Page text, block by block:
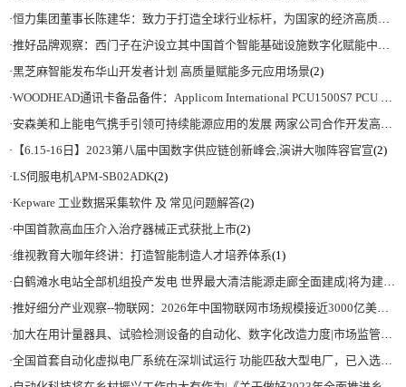
·恒力集团董事长陈建华：致力于打造全球行业标杆，为国家的经济高质量发展贡献更大力量|上海电气集团党委书记、董事长吴磊来访
·推好品牌观察：西门子在沪设立其中国首个智能基础设施数字化赋能中心
·黑芝麻智能发布华山开发者计划 高质量赋能多元应用场景(2)
·WOODHEAD通讯卡备品备件：Applicom International PCU1500S7 PCU 1500 S7 V4.5.0
·安森美和上能电气携手引领可持续能源应用的发展 两家公司合作开发高性能储能和太阳能组串式逆变器方案 以实现可持续的未来
· 【6.15-16日】2023第八届中国数字供应链创新峰会,演讲大咖阵容官宣(2)
·LS伺服电机APM-SB02ADK(2)
·Kepware 工业数据采集软件 及 常见问题解答(2)
·中国首款高血压介入治疗器械正式获批上市(2)
·维视教育大咖年终讲：打造智能制造人才培养体系(1)
·白鹤滩水电站全部机组投产发电 世界最大清洁能源走廊全面建成|将为建设新型能源体系、保障国家能源安全、实现“双碳”目标提供有力支撑
·推好细分产业观察--物联网：2026年中国物联网市场规模接近3000亿美元 智慧工厂、智慧城市、智慧电网等将占60%以上
·加大在用计量器具、试验检测设备的自动化、数字化改造力度|市场监管总局 工业和信息化部 关于促进企业计量能力提升的指导意见
·全国首套自动化虚拟电厂系统在深圳试运行 功能匹敌大型电厂，已入选国际典型案例